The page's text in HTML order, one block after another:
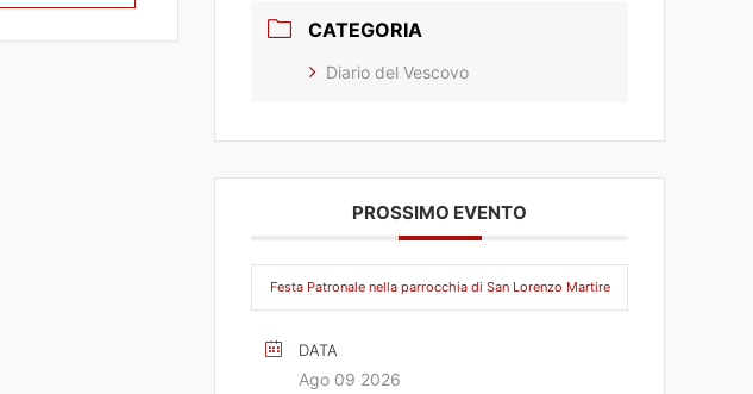
CATEGORIA
Diario del Vescovo
PROSSIMO EVENTO
Festa Patronale nella parrocchia di San Lorenzo Martire
DATA
Ago 09 2026